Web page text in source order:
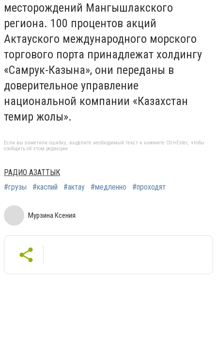
месторождений Мангышлакского
региона. 100 процентов акций
Актауского международного морского
торгового порта принадлежат холдингу
«Самрук-Казына», они переданы в
доверительное управление
национальной компании «Казахстан
темир жолы».
Если вы заметили ошибку, выделите необходимый текст и нажмите Ctrl+Enter, чтобы
сообщить об этом редакции
РАДИО АЗАТТЫК
#грузы
#каспий #актау #медленно #проходят
Мурзина Ксения